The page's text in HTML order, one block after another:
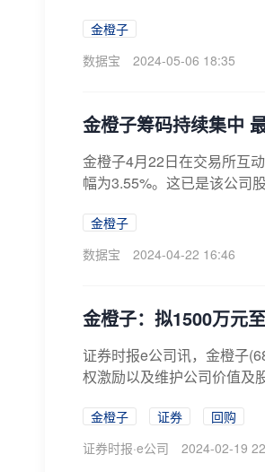
金橙子
数据宝
2024-05-06 18:35
金橙子筹码持续集中
金橙子4月22日在交易所互
幅为3.55%。这已是该公司
金橙子
数据宝
2024-04-22 16:46
金橙子：拟1500万元
证券时报e公司讯，金橙子
权激励以及维护公司价值及
金橙子 证券
回购
证券时报·e公司
2024-02-19